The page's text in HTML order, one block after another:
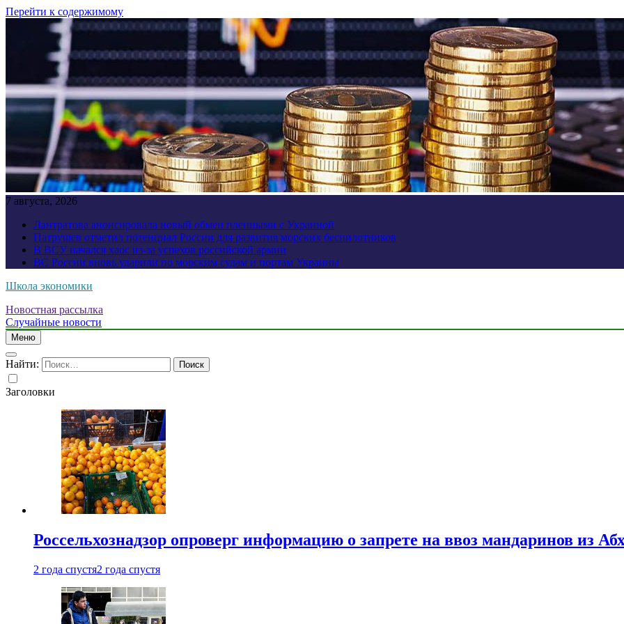
Перейти к содержимому
7 августа, 2026
Лантратова анонсировала новый обмен пленными с Украиной
Патрушев отметил потенциал России для развития морских беспилотников
В ВСУ начался хаос из-за успехов российской армии
ВС России вновь ударили по морским судам и портам Украины
Школа экономики
Новостная рассылка
Случайные новости
Меню
Найти:
Заголовки
Россельхознадзор опроверг информацию о запрете на ввоз мандаринов из
2 года спустя2 года спустя